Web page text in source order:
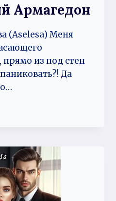
Армагедон
(Aselesa) Меня
из под стен
Да